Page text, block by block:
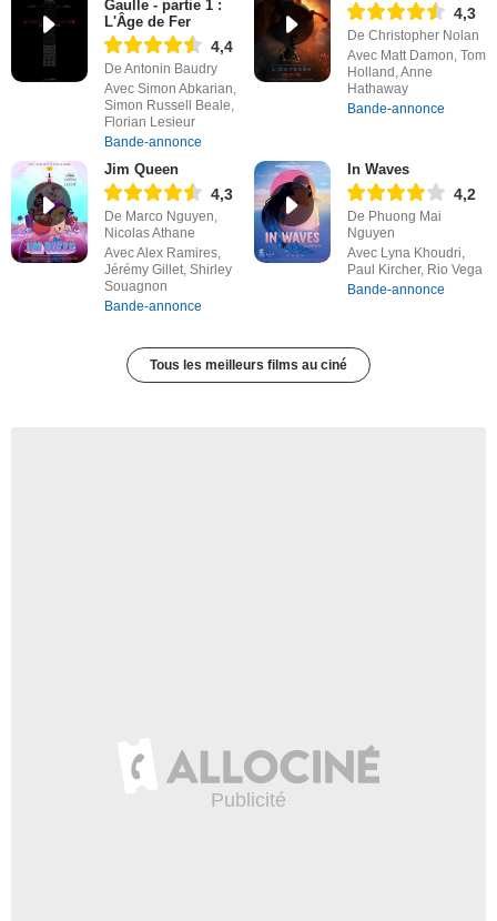
Gaulle - partie 1 :
L'Âge de Fer
4,4
De Antonin Baudry
Avec Simon Abkarian,
Simon Russell Beale,
Florian Lesieur
Bande-annonce
4,3
De Christopher Nolan
Avec Matt Damon, Tom
Holland, Anne
Hathaway
Bande-annonce
Jim Queen
4,3
De Marco Nguyen,
Nicolas Athane
Avec Alex Ramires,
Jérémy Gillet, Shirley
Souagnon
Bande-annonce
In Waves
4,2
De Phuong Mai
Nguyen
Avec Lyna Khoudri,
Paul Kircher, Rio Vega
Bande-annonce
Tous les meilleurs films au ciné